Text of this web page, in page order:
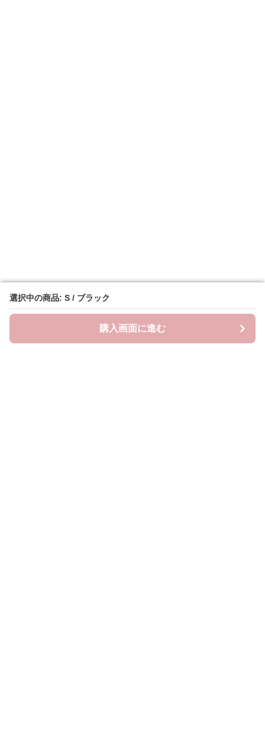
選択中の商品: S / ブラック
購入画面に進む
選択中の商品: S / ブラック
購入画面に進む